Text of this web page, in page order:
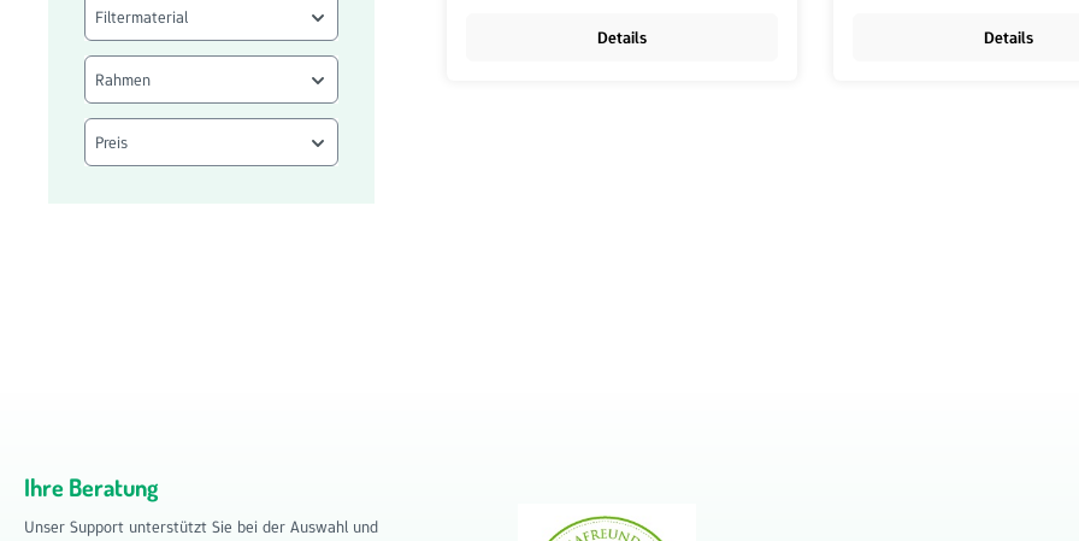
Filtermaterial
Rahmen
Preis
Details Details
Ihre Beratung
Unser Support unterstützt Sie bei der Auswahl und